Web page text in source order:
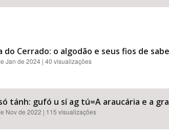
do Cerrado: o algodão e seus fios de
Jan de 2024 | 40 visualizações
tánh: gufó u sí ag tú=A araucária e a
Nov de 2022 | 115 visualizações